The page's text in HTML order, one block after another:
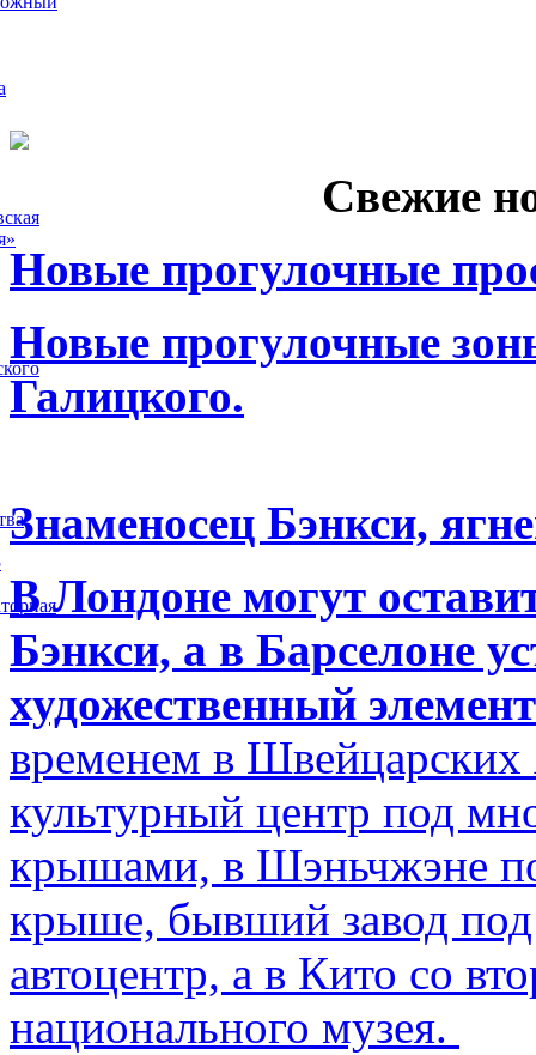
Свежие
Новые прогулочные
Новые прогулочные
Галицкого.
Знаменосец Бэнкси,
В Лондоне могут
Бэнкси, а в Барселоне
художественный
временем в Швейцарских
культурный центр под
крышами, в Шэньчжэне
крыше, бывший завод
автоцентр, а в Кито со
национального музея.